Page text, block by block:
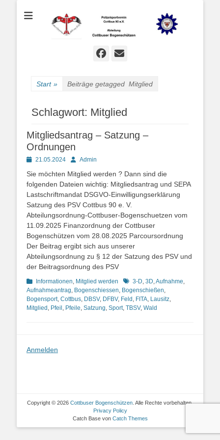
Cottbuser
Bogenschützen
Bogenschießen in Cottbus
Facebook
E-
Start » Beiträge getagged Mitglied
Schlagwort: Mitglied
Mitgliedsantrag – Satzung –
Ordnungen
Posted21.05.2024 AutorAdmin
Sie möchten Mitglied werden ? Dann sind die
folgenden Dateien wichtig: Mitgliedsantrag und SEPA
Lastschriftmandat DSGVO-Einwilligungserklärung
Satzung des PSV Cottbus 90 e. V.
Abteilungsordnung-Cottbuser-Bogenschuetzen vom
11.09.2025 Finanzordnung der Cottbuser
Bogenschützen vom 28.08.2025 Parcoursordnung
Der Beitrag ergibt sich aus unserer
Abteilungsordnung zu § 12 der Satzung des PSV und
der Beitragsordnung des PSV
Kategorien
Informationen Mitglied werden Schlagworte
3-D 3D Aufnahme
Aufnahmeantrag Bogenschiessen Bogenschießen
Bogensport, Cottbus DBSV, DFBV, Feld FITA Lausitz
Mitglied Pfeil Pfeile Satzung Sport, TBSV, Wald
Anmelden
Copyright © 2026 Cottbuser Bogenschützen . Alle Rechte vorbehalten.
Privacy Policy
Catch Base von Catch Themes